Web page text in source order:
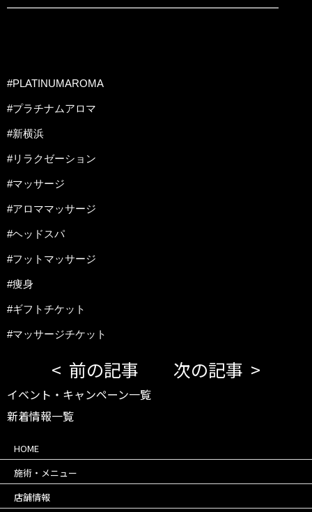
━━━━━━━━━━━━━━━━━━━━━━━━━━
#PLATINUMAROMA
#プラチナムアロマ
#新横浜
#リラクゼーション
#マッサージ
#アロママッサージ
#ヘッドスパ
#フットマッサージ
#痩身
#ギフトチケット
#マッサージチケット
前の記事 次の記事
イベント・キャンペーン一覧
新着情報一覧
HOME
施術・メニュー
店舗情報